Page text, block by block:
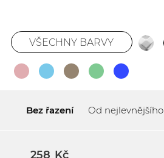
VŠECHNY BARVY
Bez řazení Od nejlevnějšího
Kč